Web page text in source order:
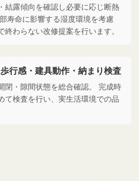
結露傾向を確認し必要に応じ断熱
寿命に影響する湿度環境を考慮
終わらない改修提案を行います。
歩行感・建具動作・納まり検査
閉・隙間状態を総合確認。 完成時
て検査を行い、実生活環境での品